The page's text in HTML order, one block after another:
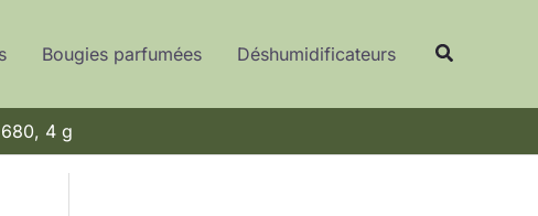
Bougies parfumées Déshumidificateurs
4 g
e
e